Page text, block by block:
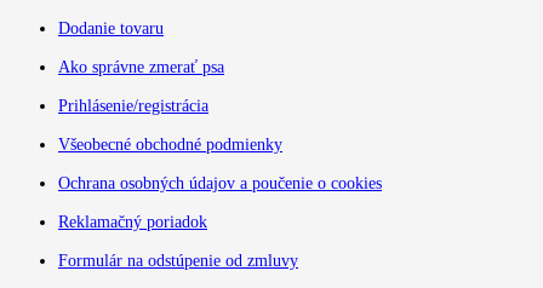
Dodanie tovaru
Ako správne zmerať psa
Prihlásenie/registrácia
Všeobecné obchodné podmienky
Ochrana osobných údajov a poučenie o cookies
Reklamačný poriadok
Formulár na odstúpenie od zmluvy